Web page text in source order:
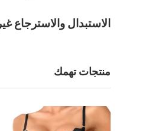
الاستبدال والاسترجاع
منتجات تهمك